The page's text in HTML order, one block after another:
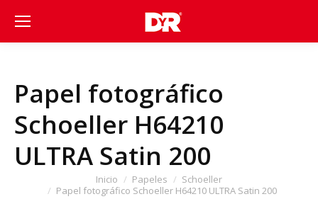
Papel fotográfico
Schoeller H64210
ULTRA Satin 200
Inicio Papeles
Schoeller
Papel fotográfico Schoeller H64210 ULTRA Satin 200